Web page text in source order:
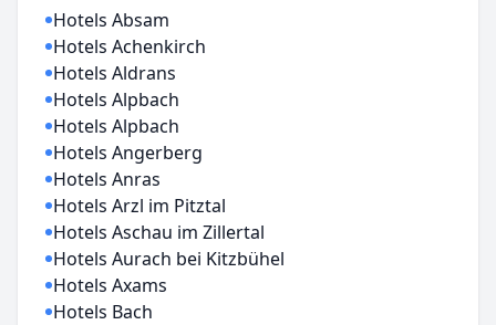
Hotels Absam
Hotels Achenkirch
Hotels Aldrans
Hotels Alpbach
Hotels Alpbach
Hotels Angerberg
Hotels Anras
Hotels Arzl im Pitztal
Hotels Aschau im Zillertal
Hotels Aurach bei Kitzbühel
Hotels Axams
Hotels Bach